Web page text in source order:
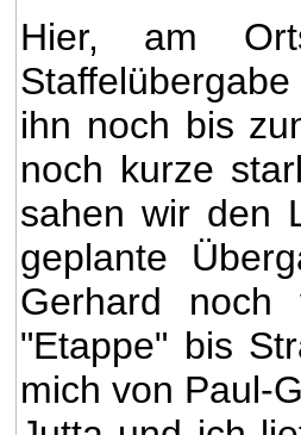
Hier, am
ihn noch bis
noch kurze
sahen wir den
geplante
Gerhard
"Etappe" bis
mich von Paul-